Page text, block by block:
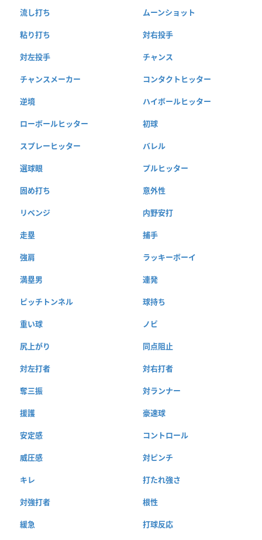
流し打ち ムーンショット
粘り打ち 対右投手
対左投手 チャンス
チャンスメーカー コンタクトヒッター
逆境 ハイボールヒッター
ローボールヒッター 初球
スプレーヒッター バレル
選球眼 プルヒッター
固め打ち 意外性
リベンジ 内野安打
走塁 捕手
強肩 ラッキーボーイ
満塁男 連発
ピッチトンネル 球持ち
重い球 ノビ
尻上がり 同点阻止
対左打者 対右打者
奪三振 対ランナー
援護 豪速球
安定感 コントロール
威圧感 対ピンチ
キレ 打たれ強さ
対強打者 根性
緩急 打球反応